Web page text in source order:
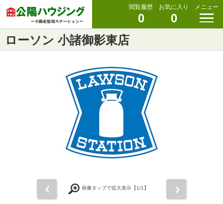
閲覧履歴
0
お気に入り
0
メニュー
ローソン 小諸御影東店
画像タップで拡大表示【1/1】